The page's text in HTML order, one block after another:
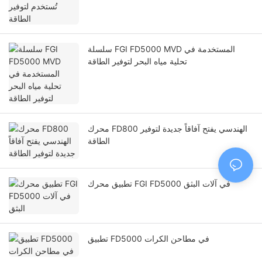
سلسلة FGI FD5000 MVD المستخدمة في
تحلية مياه البحر لتوفير الطاقة
محرك FD800 الهندسي يفتح آفاقاً جديدة لتوفير
الطاقة
تطبيق محرك FGI FD5000 في آلات البثق
تطبيق FD5000 في مطاحن الكرات